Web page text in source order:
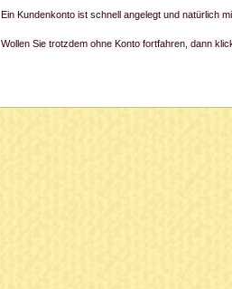
Ein Kundenkonto ist schnell angelegt und natürlich
Wollen Sie trotzdem ohne Konto fortfahren, dann